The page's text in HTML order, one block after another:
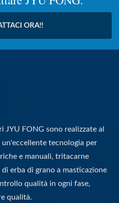
ORA!!
JYU FONG sono realizzate al
tecnologia per
e manuali, tritacarne
erba di grano a masticazione
qualità in ogni fase,
qualità.